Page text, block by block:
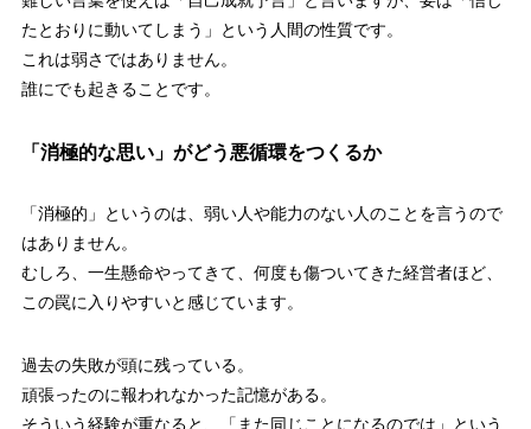
たとおりに動いてしまう」という人間の性質です。
これは弱さではありません。
誰にでも起きることです。
「消極的な思い」がどう悪循環をつくるか
「消極的」というのは、弱い人や能力のない人のことを言うので
はありません。
むしろ、一生懸命やってきて、何度も傷ついてきた経営者ほど、
この罠に入りやすいと感じています。
過去の失敗が頭に残っている。
頑張ったのに報われなかった記憶がある。
そういう経験が重なると、「また同じことになるのでは」という